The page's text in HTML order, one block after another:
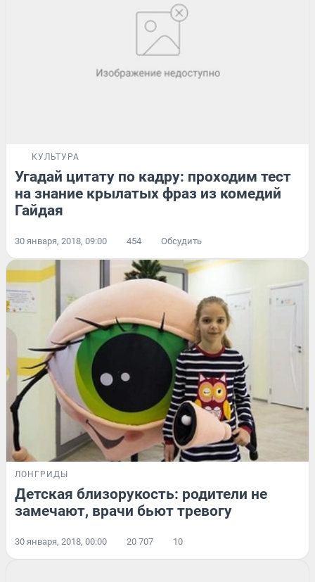
КУЛЬТУРА
Угадай цитату по кадру: проходим тест
на знание крылатых фраз из комедий
Гайдая
30 января, 2018, 09:00 454 Обсудить
ЛОНГРИДЫ
Детская близорукость: родители не
замечают, врачи бьют тревогу
30 января, 2018, 00:00 20 707 10